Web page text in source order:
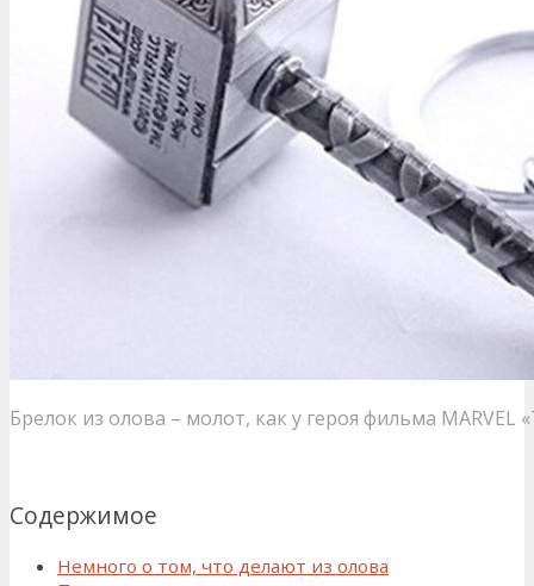
Брелок из олова – молот, как у героя фильма MARVEL
Содержимое
Немного о том, что делают из олова